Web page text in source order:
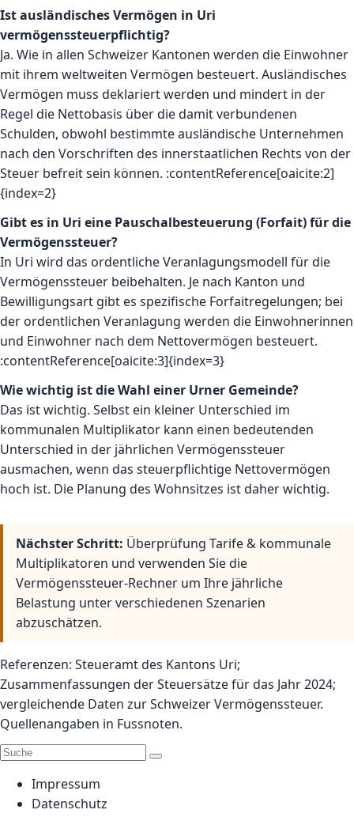
Ist ausländisches Vermögen in Uri
vermögenssteuerpflichtig?
Ja. Wie in allen Schweizer Kantonen werden die Einwohner
mit ihrem weltweiten Vermögen besteuert. Ausländisches
Vermögen muss deklariert werden und mindert in der
Regel die Nettobasis über die damit verbundenen
Schulden, obwohl bestimmte ausländische Unternehmen
nach den Vorschriften des innerstaatlichen Rechts von der
Steuer befreit sein können. :contentReference[oaicite:2]
{index=2}
Gibt es in Uri eine Pauschalbesteuerung (Forfait) für die
Vermögenssteuer?
In Uri wird das ordentliche Veranlagungsmodell für die
Vermögenssteuer beibehalten. Je nach Kanton und
Bewilligungsart gibt es spezifische Forfaitregelungen; bei
der ordentlichen Veranlagung werden die Einwohnerinnen
und Einwohner nach dem Nettovermögen besteuert.
:contentReference[oaicite:3]{index=3}
Wie wichtig ist die Wahl einer Urner Gemeinde?
Das ist wichtig. Selbst ein kleiner Unterschied im
kommunalen Multiplikator kann einen bedeutenden
Unterschied in der jährlichen Vermögenssteuer
ausmachen, wenn das steuerpflichtige Nettovermögen
hoch ist. Die Planung des Wohnsitzes ist daher wichtig.
Nächster Schritt: Überprüfung Tarife & kommunale
Multiplikatoren und verwenden Sie die
Vermögenssteuer-Rechner um Ihre jährliche
Belastung unter verschiedenen Szenarien
abzuschätzen.
Referenzen: Steueramt des Kantons Uri;
Zusammenfassungen der Steuersätze für das Jahr 2024;
vergleichende Daten zur Schweizer Vermögenssteuer.
Quellenangaben in Fussnoten.
Impressum
Datenschutz